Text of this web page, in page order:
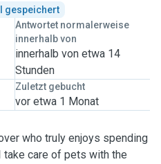
gespeichert
Antwortet normalerweise
innerhalb von
innerhalb von etwa 14
Stunden
Zuletzt gebucht
vor etwa 1 Monat
who truly enjoys spending
care of pets with the